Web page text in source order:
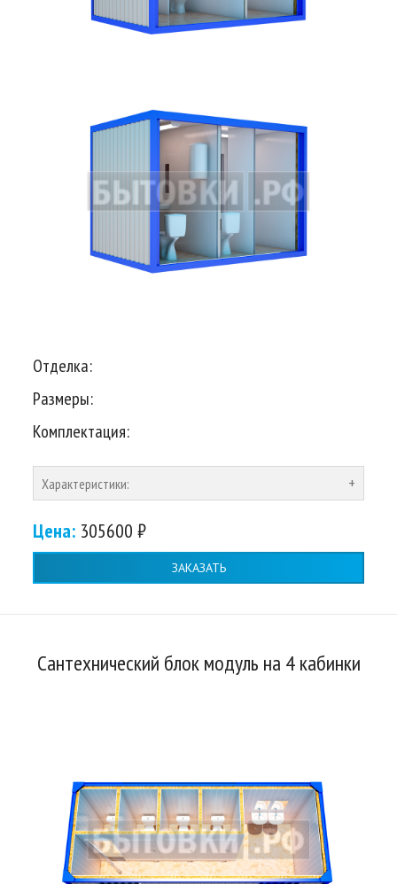
Отделка:
Размеры:
Комплектация:
Характеристики:
Цена: 305600 ₽
ЗАКАЗАТЬ
Сантехнический блок модуль на 4 кабинки